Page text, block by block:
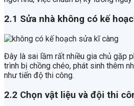
2.1 Sửa nhà không có kế
Đây là sai lầm rất nhiều gia chủ gặp
trình bị chồng chéo, phát sinh thêm
như tiến độ thi công.
2.2 Chọn vật liệu và đội thi